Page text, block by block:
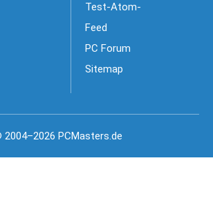
Test-Atom-
Feed
PC Forum
Sitemap
2004–2026 PCMasters.de